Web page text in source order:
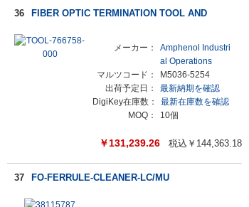
36 FIBER OPTIC TERMINATION TOOL AND
メーカー：
Amphenol Industri
al Operations
マルツコード：
M5036-5254
出荷予定日：
最新納期を確認
DigiKey在庫数：
最新在庫数を確認
MOQ：
10個
￥131,239.26 税込￥ 144,363.18
37 FO-FERRULE-CLEANER-LC/MU